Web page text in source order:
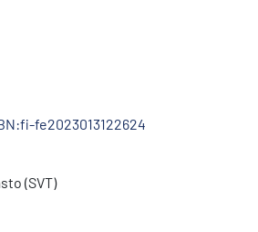
fe2023013122624
(SVT)